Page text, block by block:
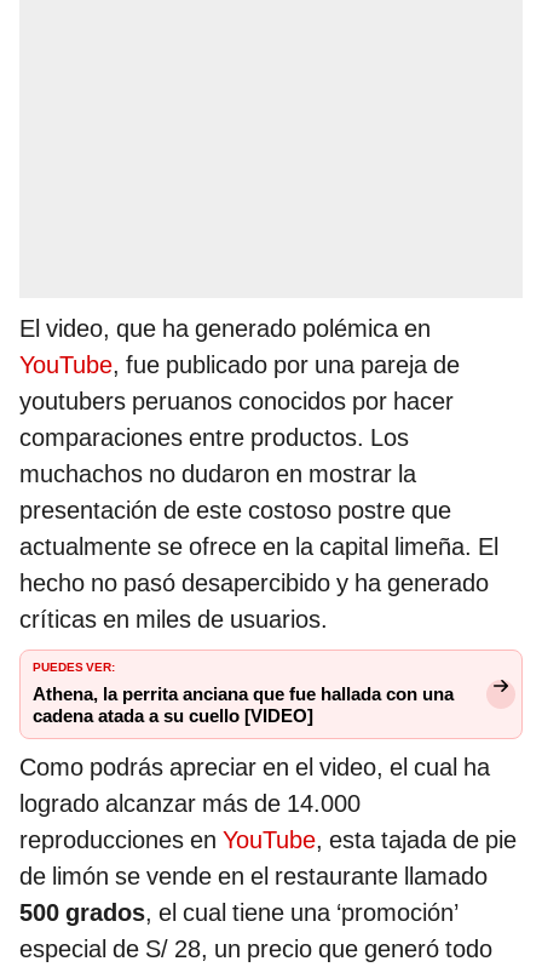
El video, que ha generado polémica en
YouTube, fue publicado por una pareja de
youtubers peruanos conocidos por hacer
comparaciones entre productos. Los
muchachos no dudaron en mostrar la
presentación de este costoso postre que
actualmente se ofrece en la capital limeña. El
hecho no pasó desapercibido y ha generado
críticas en miles de usuarios.
PUEDES VER:
Athena, la perrita anciana que fue hallada con una
cadena atada a su cuello [VIDEO]
Como podrás apreciar en el video, el cual ha
logrado alcanzar más de 14.000
reproducciones en YouTube, esta tajada de pie
de limón se vende en el restaurante llamado
500 grados, el cual tiene una ‘promoción’
especial de S/ 28, un precio que generó todo